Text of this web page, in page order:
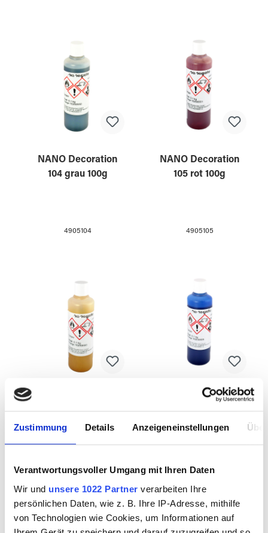
Zustimmung Details Anzeigeneinstellungen
Verantwortungsvoller Umgang mit Ihren Daten
Wir und unsere 1022 Partner verarbeiten Ihre
persönlichen Daten, wie z. B. Ihre IP-Adresse, mithilfe
von Technologien wie Cookies, um Informationen auf
NANO Decoration
104 grau 100g
4905104
NANO Decoration
105 rot 100g
4905105
111 gold 100g
4905106
NANO Decoration
107 leuchtend blau
100g
4905107